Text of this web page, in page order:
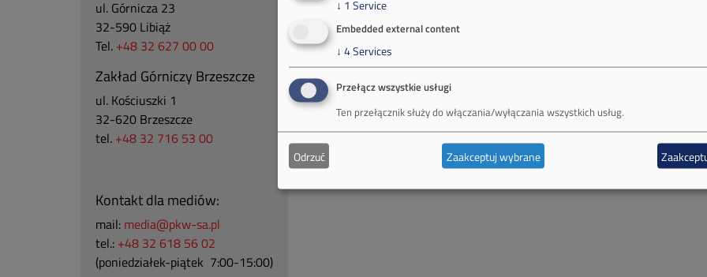
ul. Górnicza 23
32-590 Libiąż
Tel. +48 32 627 00 00
Zakład Górniczy Brzeszcze
ul. Kościuszki 1
32-620 Brzeszcze
tel. +48 32 716 53 00
Kontakt dla mediów:
mail: media@pkw-sa.pl
tel.: +48 32 618 56 02
(poniedziałek-piątek 7:00-15:00)
↓ 1 Service
Embedded external content
↓ 4Services
Przełącz wszystkie usługi
Ten przełącznik służy do włączania/wyłączania wszystkich usług.
Odrzuć Zaakceptuj wybrane